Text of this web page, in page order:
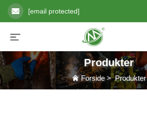
[email protected]
Produkter
Forside>Produkter